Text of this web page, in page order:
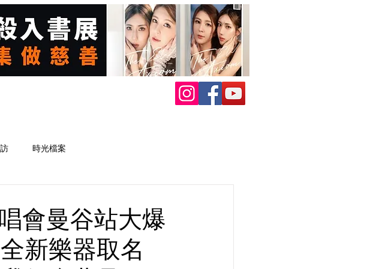
時光檔案
會曼谷站大爆
新樂器取名